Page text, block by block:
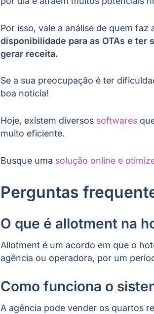
Por isso, vale a análise de quem faz
disponibilidade para as OTAs e ter
gerar receita.
Se a sua preocupação é ter
boa notícia!
Hoje, existem diversos softwares
muito eficiente.
Busque uma solução online e
Perguntas
O que é allotment na
Allotment é um acordo em que o
agência ou operadora, por um
Como funciona o
A agência pode vender os quartos